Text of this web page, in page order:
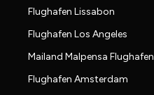
Flughafen Lissabon
Flughafen Los Angeles
Mailand Malpensa Flughafen
Flughafen Amsterdam